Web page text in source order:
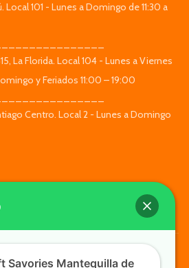
Local 101 - Lunes a Domingo de 11:30 a
La Florida. Local 104 - Lunes a Viernes
y Feriados 11:00 – 19:00
Centro. Local 2 - Lunes a Domingo
Savories Mantequilla de